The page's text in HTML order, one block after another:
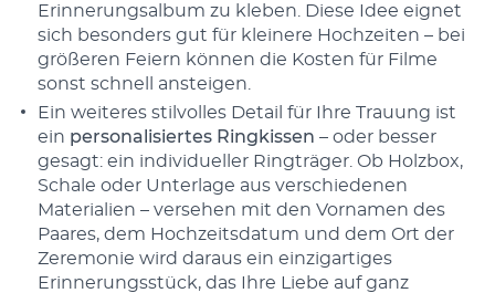
Erinnerungsalbum zu kleben. Diese Idee eignet
sich besonders gut für kleinere Hochzeiten – bei
größeren Feiern können die Kosten für Filme
sonst schnell ansteigen.
Ein weiteres stilvolles Detail für Ihre Trauung ist
ein personalisiertes Ringkissen – oder besser
gesagt: ein individueller Ringträger. Ob Holzbox,
Schale oder Unterlage aus verschiedenen
Materialien – versehen mit den Vornamen des
Paares, dem Hochzeitsdatum und dem Ort der
Zeremonie wird daraus ein einzigartiges
Erinnerungsstück, das Ihre Liebe auf ganz